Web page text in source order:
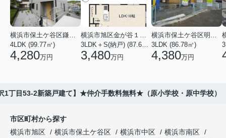
横浜市保土ケ谷区鎌谷町
4LDK (99.77㎡)
4,280万円
横浜市旭区金が谷１丁目
3LDK＋S(納戸) (87.61㎡)
3,480万円
横浜市保土ケ谷区明神台
3LDK (86.78㎡)
4,380万円
1丁目53-2新築戸建て】★仲介手数料無料★（原小学校・原中学校）
市区町村から探す
横浜市旭区
横浜市保土ケ谷区 横浜市中区
横浜市南区